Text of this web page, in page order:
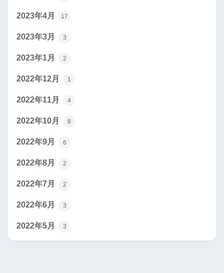
2023年4月 17
2023年3月 3
2023年1月 2
2022年12月 1
2022年11月 4
2022年10月 8
2022年9月 6
2022年8月 2
2022年7月 2
2022年6月 3
2022年5月 3